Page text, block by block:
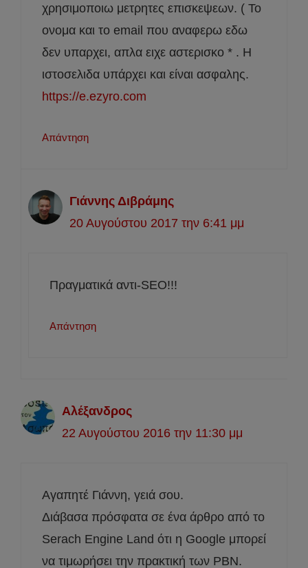
χρησιμοποιω μετρητες επισκεψεων. ( Το
ονομα και το email που αναφερω εδω
δεν υπαρχει, απλα ειχε αστερισκο * . Η
ιστοσελιδα υπάρχει και είναι ασφαλης.
https://e.ezyro.com
Απάντηση
Γιάννης Διβράμης
20 Αυγούστου 2017 την 6:41 μμ
Πραγματικά αντι-SEO!!!
Απάντηση
Αλέξανδρος
22 Αυγούστου 2016 την 11:30 μμ
Αγαπητέ Γιάννη, γειά σου.
Διάβασα πρόσφατα σε ένα άρθρο από το
Serach Engine Land ότι η Google μπορεί
να τιμωρήσει την πρακτική των PBN.